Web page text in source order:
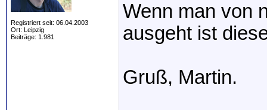
Registriert seit: 06.04.2003
Ort: Leipzig
Beiträge: 1.981
Wenn man von
ausgeht ist
Gruß, Martin.